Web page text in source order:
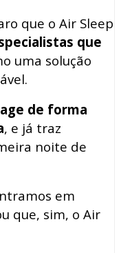
que o Air Sleep
que
uma solução
age de forma
, e já traz
noite de
em
que, sim, o Air